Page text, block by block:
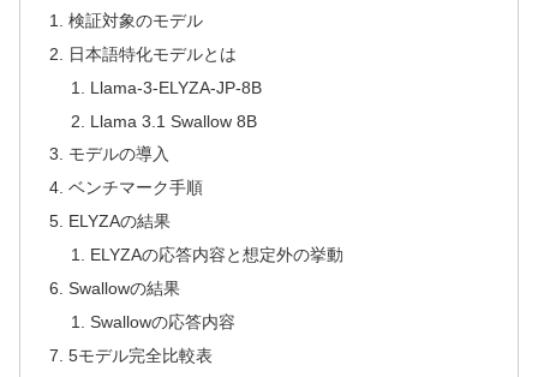
検証対象のモデル
日本語特化モデルとは
Llama-3-ELYZA-JP-8B
Llama 3.1 Swallow 8B
モデルの導入
ベンチマーク手順
ELYZAの結果
ELYZAの応答内容と想定外の挙動
Swallowの結果
Swallowの応答内容
5モデル完全比較表